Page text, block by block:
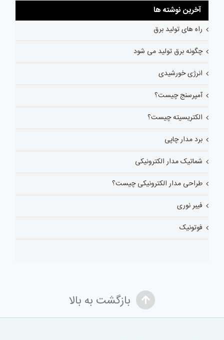
آخرین نوشته ها
راه های تولید برق
چگونه برق تولید می شود
انرژی خورشیدی
آمپرسنج چیست؟
الکتریسیته چیست؟
برد مدار چاپی
شماتیک مدار الکترونیکی
طراحی مدار الکترونیکی چیست؟
فیبر نوری
فوتونیک
بازگشت به بالا